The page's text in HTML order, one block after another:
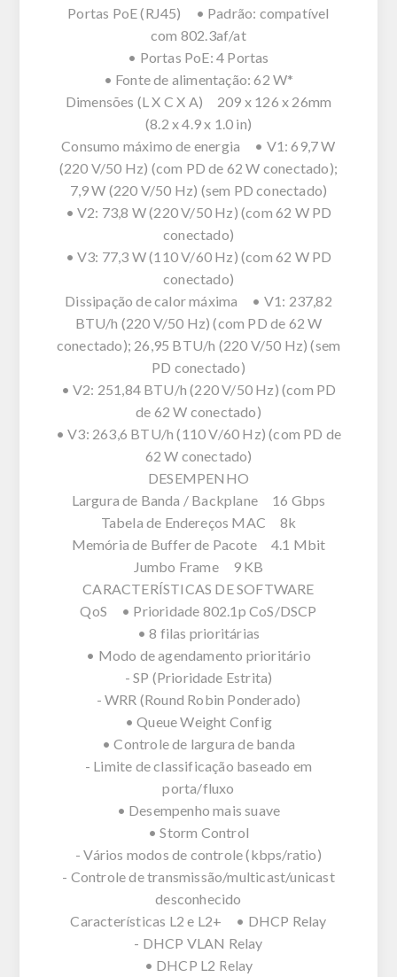
Portas PoE (RJ45) • Padrão: compatível
com 802.3af/at
• Portas PoE: 4 Portas
• Fonte de alimentação: 62 W*
Dimensões (L X C X A) 209 x 126 x 26mm
(8.2 x 4.9 x 1.0 in)
Consumo máximo de energia • V1: 69,7 W
(220 V/50 Hz) (com PD de 62 W conectado);
7,9 W (220 V/50 Hz) (sem PD conectado)
• V2: 73,8 W (220 V/50 Hz) (com 62 W PD
conectado)
• V3: 77,3 W (110 V/60 Hz) (com 62 W PD
conectado)
Dissipação de calor máxima • V1: 237,82
BTU/h (220 V/50 Hz) (com PD de 62 W
conectado); 26,95 BTU/h (220 V/50 Hz) (sem
PD conectado)
• V2: 251,84 BTU/h (220 V/50 Hz) (com PD
de 62 W conectado)
• V3: 263,6 BTU/h (110 V/60 Hz) (com PD de
62 W conectado)
DESEMPENHO
Largura de Banda / Backplane 16 Gbps
Tabela de Endereços MAC 8k
Memória de Buffer de Pacote 4.1 Mbit
Jumbo Frame 9 KB
CARACTERÍSTICAS DE SOFTWARE
QoS • Prioridade 802.1p CoS/DSCP
• 8 filas prioritárias
• Modo de agendamento prioritário
- SP (Prioridade Estrita)
- WRR (Round Robin Ponderado)
• Queue Weight Config
• Controle de largura de banda
- Limite de classificação baseado em
porta/fluxo
• Desempenho mais suave
• Storm Control
- Vários modos de controle (kbps/ratio)
- Controle de transmissão/multicast/unicast
desconhecido
Características L2 e L2+ • DHCP Relay
- DHCP VLAN Relay
• DHCP L2 Relay